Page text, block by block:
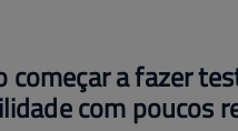
começar a fazer
com poucos